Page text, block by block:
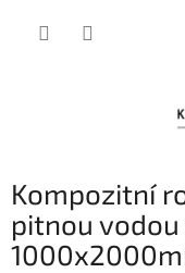
Kompozitní
pitnou